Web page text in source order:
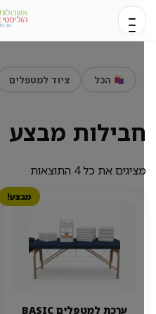
הכל ציוד למטפלים
מבצע
את כל ⁦4⁩ התוצאות
מבצע!
ערכת למטפלים BASIC